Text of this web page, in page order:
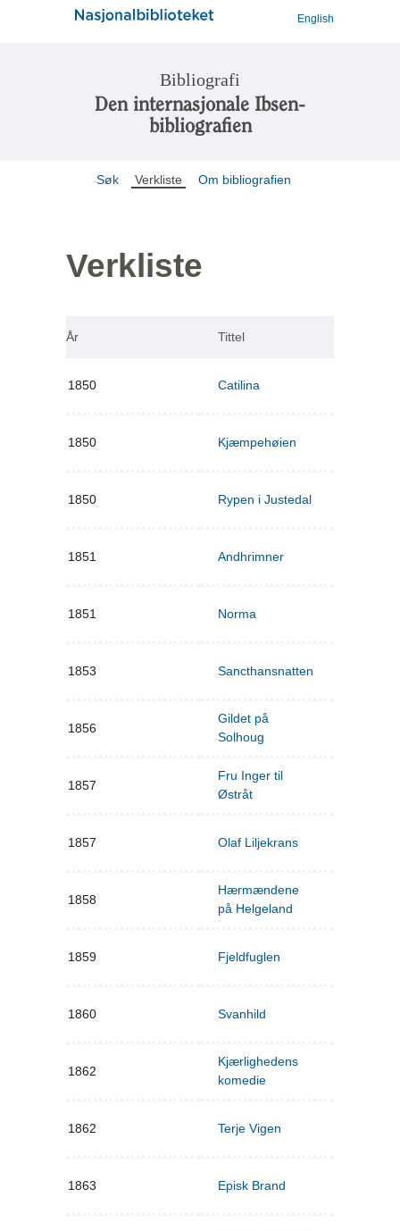
English
Bibliografi
Den internasjonale Ibsen-
bibliografien
Søk Verkliste Om bibliografien
Verkliste
År Tittel
1850 Catilina
1850 Kjæmpehøien
1850 Rypen i Justedal
1851 Andhrimner
1851 Norma
1853 Sancthansnatten
1856
Gildet på
Solhoug
1857
Fru Inger til
Østråt
1857 Olaf Liljekrans
1858
Hærmændene
på Helgeland
1859 Fjeldfuglen
1860 Svanhild
1862
Kjærlighedens
komedie
1862 Terje Vigen
1863 Episk Brand